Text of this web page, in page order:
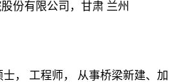
份有限公司，甘肃 兰州
， 工程师， 从事桥梁新建、加